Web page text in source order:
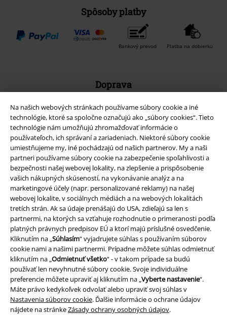
Na našich webových stránkach používame súbory cookie a iné
technológie, ktoré sa spoločne označujú ako „súbory cookies“. Tieto
technológie nám umožňujú zhromažďovať informácie o
používateľoch, ich správaní a zariadeniach. Niektoré súbory cookie
umiestňujeme my, iné pochádzajú od našich partnerov. My a naši
partneri používame súbory cookie na zabezpečenie spoľahlivosti a
bezpečnosti našej webovej lokality, na zlepšenie a prispôsobenie
vašich nákupných skúseností, na vykonávanie analýz a na
marketingové účely (napr. personalizované reklamy) na našej
webovej lokalite, v sociálnych médiách a na webových lokalitách
tretích strán. Ak sa údaje prenášajú do USA, zdieľajú sa len s
partnermi, na ktorých sa vzťahuje rozhodnutie o primeranosti podľa
platných právnych predpisov EÚ a ktorí majú príslušné osvedčenie.
Kliknutím na „Súhlasím“ vyjadrujete súhlas s používaním súborov
cookie nami a našimi partnermi. Prípadne môžete súhlas odmietnuť
kliknutím na „Odmietnuť všetko“ - v takom prípade sa budú
používať len nevyhnutné súbory cookie. Svoje individuálne
preferencie môžete upraviť aj kliknutím na „Vyberte nastavenie“.
Máte právo kedykoľvek odvolať alebo upraviť svoj súhlas v
Nastavenia súborov cookie. Ďalšie informácie o ochrane údajov
nájdete na stránkeZásady ochrany osobných údajov.
Spôsoby platby
Bankový prevod Platba na dobierku
Doprava
Nová aplikácia EMP
Stiahnite si novú EMP aplikáciu zdarma a využite všetky nové
funkcie a výhody!
A Warner Music Group Company